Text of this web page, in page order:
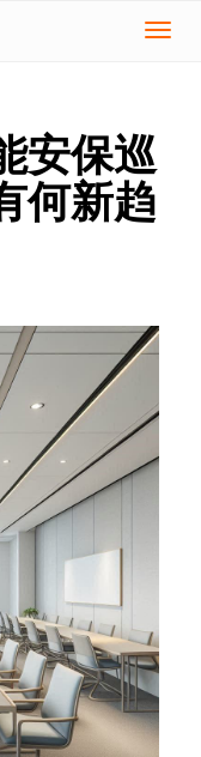
切
安保巡
何新趋